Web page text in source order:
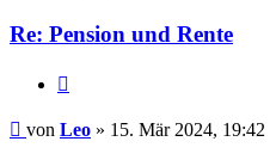
Re: Pension und Rente
Beitrag
von Leo » 15. Mär 2024, 19:42